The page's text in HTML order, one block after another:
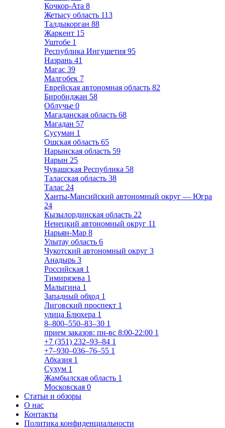
Кочкор-Ата 8
Жетысу область 113
Талдыкорган 88
Жаркент 15
Уштобе 1
Республика Ингушетия 95
Назрань 41
Магас 39
Малгобек 7
Еврейская автономная область 82
Биробиджан 58
Облучье 0
Магаданская область 68
Магадан 57
Сусуман 1
Ошская область 65
Нарынская область 59
Нарын 25
Чувашская Республика 58
Таласская область 38
Талас 24
Ханты-Мансийский автономный округ — Югра
24
Кызылординская область 22
Ненецкий автономный округ 11
Нарьян-Мар 8
Улытау область 6
Чукотский автономный округ 3
Анадырь 3
Российская 1
Тимирязева 1
Малыгина 1
Западный обход 1
Лиговский проспект 1
улица Блюхера 1
8‒800‒550‒83‒30 1
прием заказов: пн-вс 8:00-22:00 1
+7 (351) 232‒93‒84 1
+7‒930‒036‒76‒55 1
Абхазия 1
Сухум 1
Жамбылская область 1
Московская 0
Статьи и обзоры
О нас
Контакты
Политика конфиденциальности